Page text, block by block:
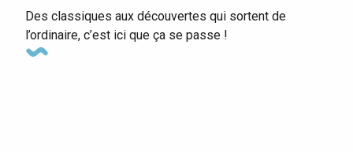
Des classiques aux découvertes qui sortent de
l’ordinaire, c’est ici que ça se passe !